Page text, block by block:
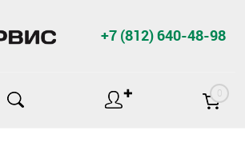
+7 (812) 640-48-98
✚ 0